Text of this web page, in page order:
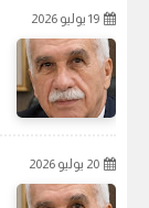
19 يوليو 2026
20 يوليو 2026